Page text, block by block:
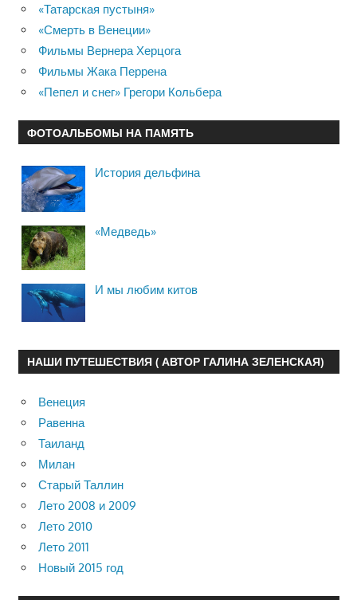
«Татарская пустыня»
«Смерть в Венеции»
Фильмы Вернера Херцога
Фильмы Жака Перрена
«Пепел и снег» Грегори Кольбера
ФОТОАЛЬБОМЫ НА ПАМЯТЬ
История дельфина
«Медведь»
И мы любим китов
НАШИ ПУТЕШЕСТВИЯ ( АВТОР ГАЛИНА ЗЕЛЕНСКАЯ)
Венеция
Равенна
Таиланд
Милан
Старый Таллин
Лето 2008 и 2009
Лето 2010
Лето 2011
Новый 2015 год